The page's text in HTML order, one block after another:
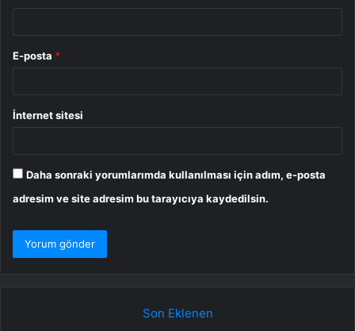
E-posta *
İnternet sitesi
Daha sonraki yorumlarımda kullanılması için adım, e-posta
adresim ve site adresim bu tarayıcıya kaydedilsin.
Son Eklenen